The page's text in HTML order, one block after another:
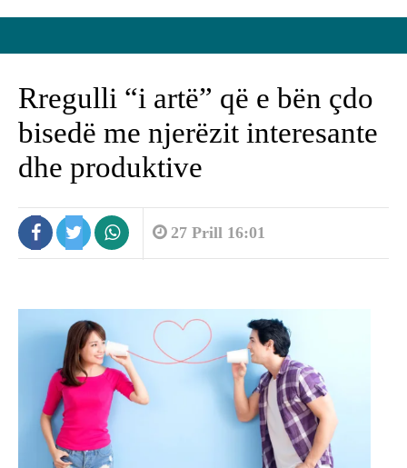
Rregulli “i artë” që e bën çdo
bisedë me njerëzit interesante
dhe produktive
27 Prill 16:01